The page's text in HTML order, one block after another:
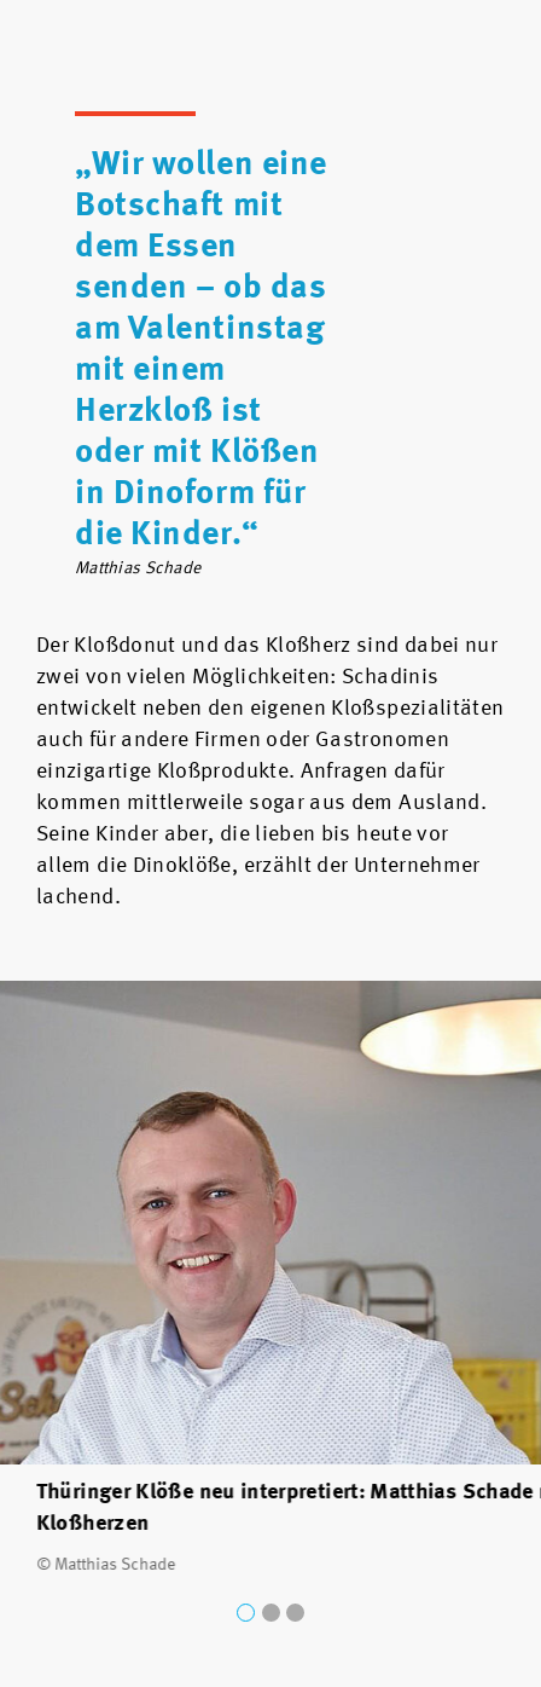
„Wir wollen eine
Botschaft mit
dem Essen
senden – ob das
am Valentinstag
mit einem
Herzkloß ist
oder mit Klößen
in Dinoform für
die Kinder.“
Matthias Schade
Der Kloßdonut und das Kloßherz sind dabei nur
zwei von vielen Möglichkeiten: Schadinis
entwickelt neben den eigenen Kloßspezialitäten
auch für andere Firmen oder Gastronomen
einzigartige Kloßprodukte. Anfragen dafür
kommen mittlerweile sogar aus dem Ausland.
Seine Kinder aber, die lieben bis heute vor
allem die Dinoklöße, erzählt der Unternehmer
lachend.
Thüringer Klöße neu interpretiert: Matthias Schade
Kloßherzen
© Matthias Schade